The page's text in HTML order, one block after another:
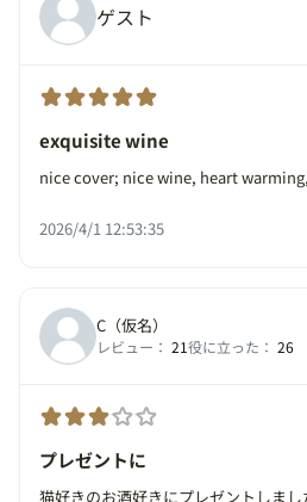
ゲスト
exquisite wine
nice cover; nice wine, heart
2026/4/1 12:53:35
C（仮名）
レビュー： 21役に立った： 26
プレゼントに
猫好きのお酒好きにプレゼントしまし